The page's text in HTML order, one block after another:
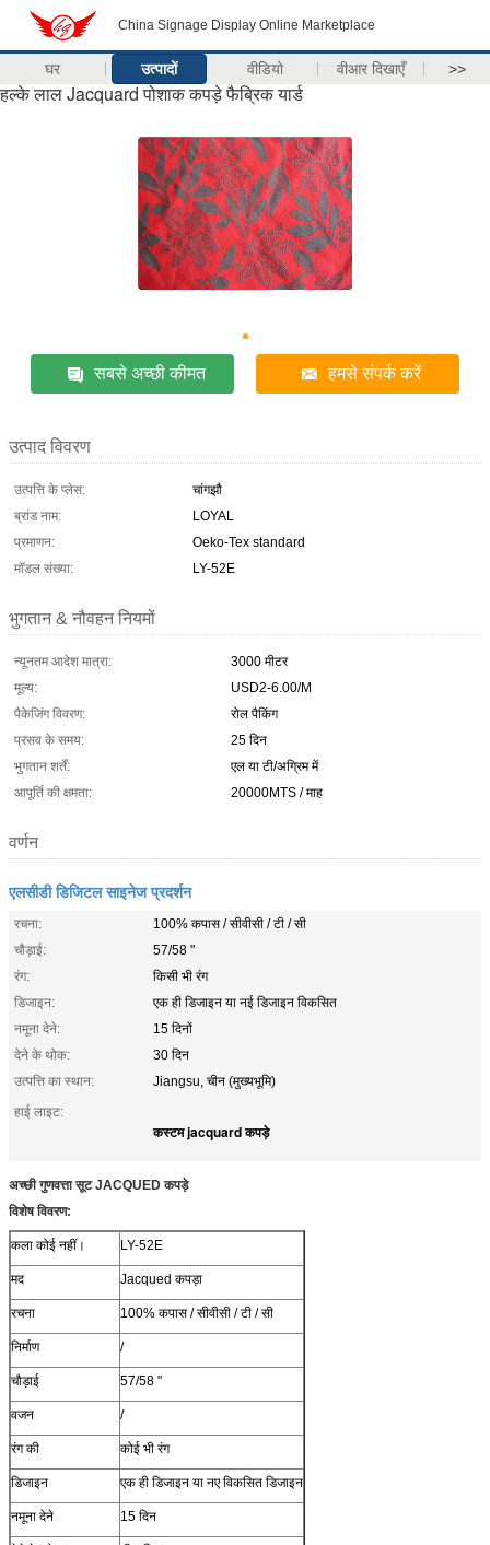
China Signage Display Online Marketplace
घर उत्पादों वीडियो वीआर दिखाएँ >>
हल्के लाल Jacquard पोशाक कपड़े फैब्रिक यार्ड
सबसे अच्छी कीमत हमसे संपर्क करें
उत्पाद विवरण
उत्पत्ति के प्लेस:
चांगझौ
ब्रांड नाम:
LOYAL
प्रमाणन:
Oeko-Tex standard
मॉडल संख्या:
LY-52E
भुगतान & नौवहन नियमों
न्यूनतम आदेश मात्रा:
3000 मीटर
मूल्य:
USD2-6.00/M
पैकेजिंग विवरण:
रोल पैकिंग
प्रसव के समय:
25 दिन
भुगतान शर्तें:
एल या टी/अग्रिम में
आपूर्ति की क्षमता:
20000MTS / माह
वर्णन
एलसीडी डिजिटल साइनेज प्रदर्शन
रचना:
100% कपास / सीवीसी / टी / सी
चौड़ाई:
57/58 "
रंग:
किसी भी रंग
डिजाइन:
एक ही डिजाइन या नई डिजाइन विकसित
नमूना देने:
15 दिनों
देने के थोक:
30 दिन
उत्पत्ति का स्थान:
Jiangsu, चीन (मुख्यभूमि)
हाई लाइट:
कस्टम jacquard कपड़े
अच्छी गुणवत्ता सूट JACQUED कपड़े
विशेष विवरण:
कला कोई नहीं। LY-52E
मद Jacqued कपड़ा
रचना 100% कपास / सीवीसी / टी / सी
निर्माण /
चौड़ाई 57/58 "
वजन /
रंग की कोई भी रंग
डिजाइन एक ही डिजाइन या नए विकसित डिजाइन
नमूना देने 15 दिन